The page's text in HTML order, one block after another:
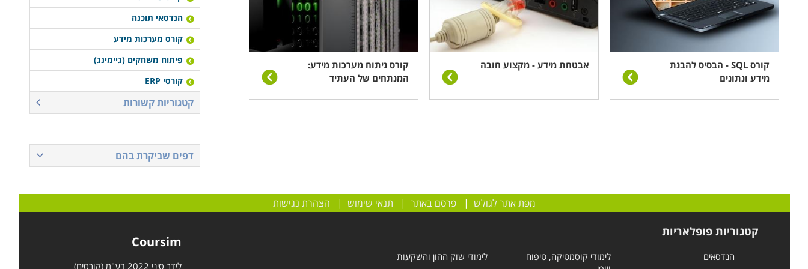
קורס SQL - הבסיס להבנת
מידע ונתונים
אבטחת מידע - מקצוע חובה
קורס ניתוח מערכות מידע:
המנתחים של העתיד
הנדסאי תוכנה
קורס מערכות מידע
פיתוח משחקים (גיימינג)
קורסי ERP
קטגוריות קשורות
דפים שביקרת בהם
מפת אתר לגולש |פרסם באתר | תנאי שימוש | הצהרת נגישות
קטגוריות פופלאריות
הנדסאים
לימודי קוסמטיקה, טיפוח
לימודי שוק ההון והשקעות
Coursim
לידר סיני 2022 בע"מ (קורסים)